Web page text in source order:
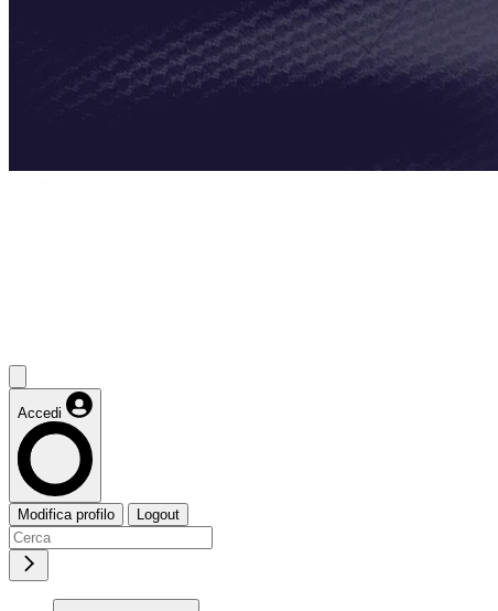
Accedi
Modifica profilo Logout